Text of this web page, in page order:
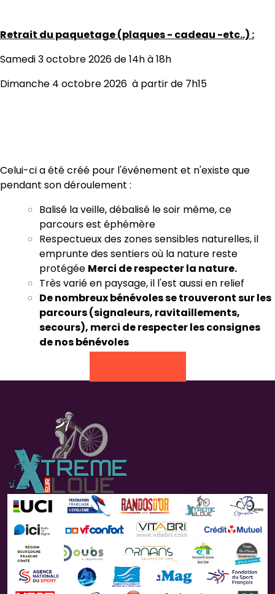
Retrait du paquetage (plaques - cadeau -etc..) :
Samedi 3 octobre 2026 de 14h à 18h
Dimanche 4 octobre 2026 à partir de 7h15
Celui-ci a été créé pour l'événement et n'existe que
pendant son déroulement :
Balisé la veille, débalisé le soir même, ce
parcours est éphémère
Respectueux des zones sensibles naturelles, il
emprunte des sentiers où la nature reste
protégée Merci de respecter la nature.
Très varié en paysage, il l'est aussi en relief
De nombreux bénévoles se trouveront sur les
parcours (signaleurs, ravitaillements,
secours), merci de respecter les consignes
de nos bénévoles